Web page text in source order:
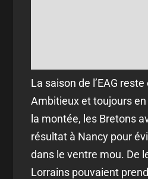
La saison de l’EAG
Ambitieux et toujours
la montée, les Bretons
résultat à Nancy pour
dans le ventre mou. De
Lorrains pouvaient